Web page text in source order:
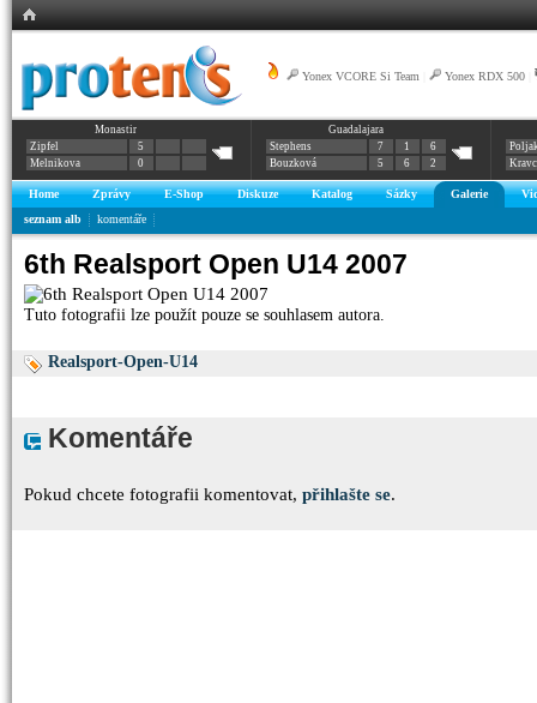
Yonex VCORE Si Team Yonex RDX 500
Monastir
Zipfel
5
Melnikova
0
Guadalajara
Stephens
7 1
6
Bouzková
5 6 2
Home Zprávy E-Shop Diskuze Katalog Sázky Galerie
seznam alb
komentáře
6th Realsport Open U14 2007
Tuto fotografii lze použít pouze se souhlasem autora.
Realsport-Open-U14
Komentáře
Pokud chcete fotografii komentovat, přihlašte se.